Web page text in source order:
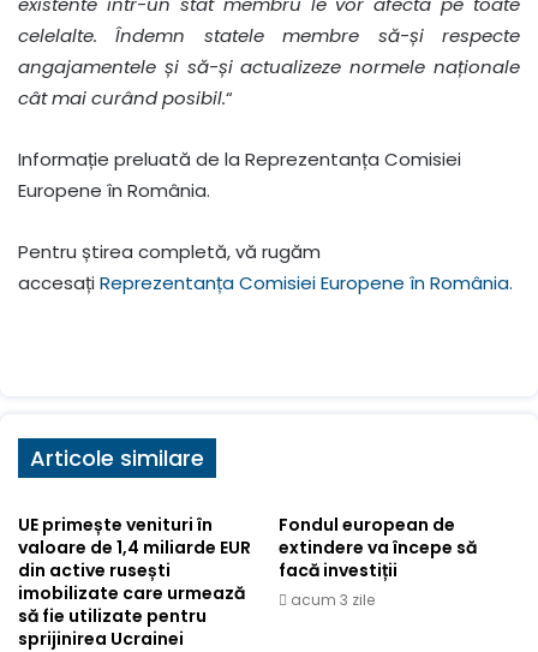
celelalte. Îndemn statele membre să-și respecte
angajamentele și să-și actualizeze normele naționale
cât mai curând posibil.“
Informație preluată de la Reprezentanța Comisiei
Europene în România.
Pentru știrea completă, vă rugăm
accesațiReprezentanța Comisiei Europene în România.
Articole similare
UE primește venituri în
valoare de 1,4 miliarde EUR
din active rusești
imobilizate care urmează
să fie utilizate pentru
sprijinirea Ucrainei
Fondul european de
extindere va începe să
facă investiții
acum 3 zile